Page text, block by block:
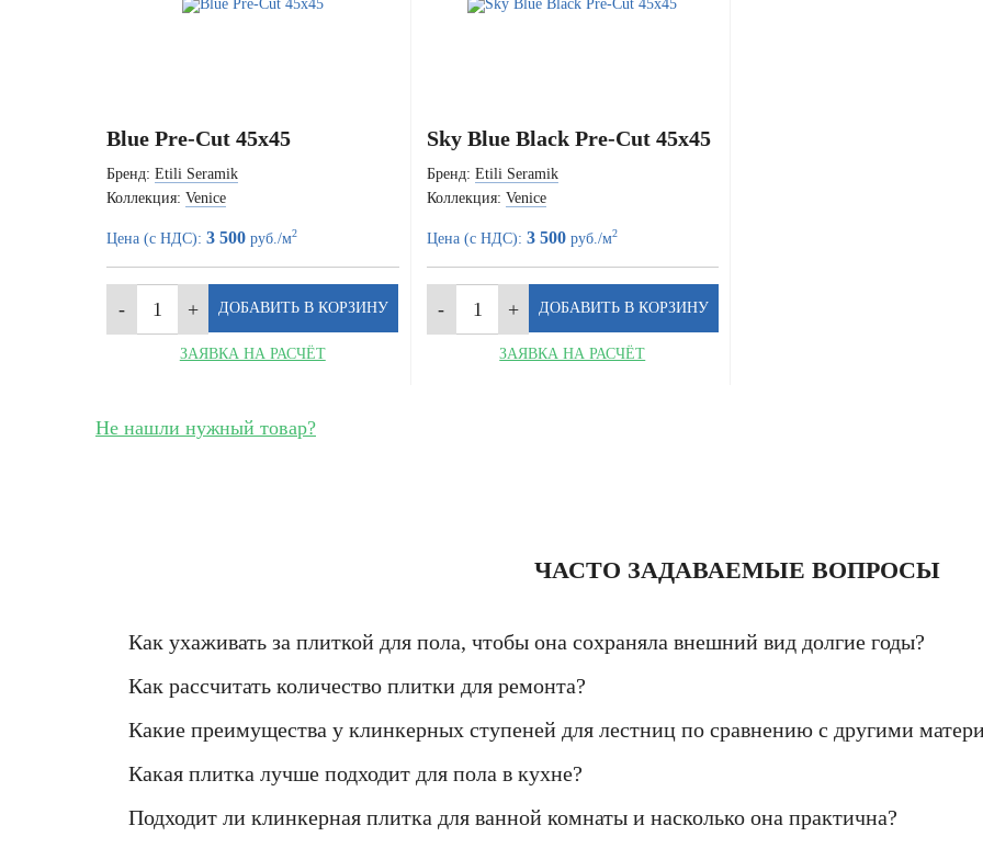
Blue Pre-Cut 45x45
Бренд: Etili Seramik
Коллекция: Venice
Цена (с НДС): 3 500 руб./м2
ЗАЯВКА НА РАСЧЁТ
Sky Blue Black Pre-Cut 45x45
Бренд: Etili Seramik
Коллекция: Venice
Цена (с НДС): 3 500руб./м2
ЗАЯВКА НА РАСЧЁТ
Не нашли нужный товар?
ЧАСТО ЗАДАВАЕМЫЕ ВОПРОСЫ
Как ухаживать за плиткой для пола, чтобы она сохраняла внешний вид долгие годы?
Как рассчитать количество плитки для ремонта?
Какие преимущества у клинкерных ступеней для лестниц по сравнению с другими
Какая плитка лучше подходит для пола в кухне?
Подходит ли клинкерная плитка для ванной комнаты и насколько она практична?